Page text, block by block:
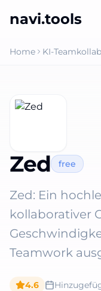
navi.tools
Home KI-
Zed free
Zed: Ein
kollaborativer
Teamwork
4.6